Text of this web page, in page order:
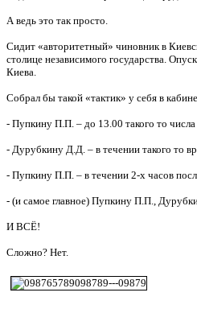
А ведь это так просто.
Сидит «авторитетный» чиновник в
столице независимого государства.
Киева.
Собрал бы такой «тактик» у себя в
- Пупкину П.П. – до 13.00 такого то числа
- Дурубкину Д.Д. – в течении такого то
- Пупкину П.П. – в течении 2-х часов
- (и самое главное) Пупкину П.П.,
И ВСЁ!
Сложно? Нет.